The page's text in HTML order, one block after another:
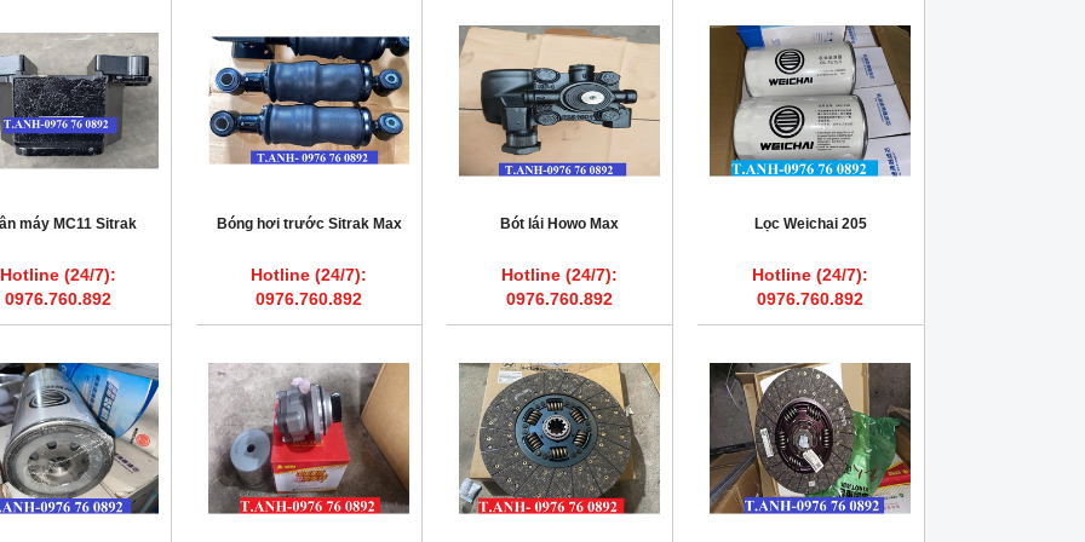
máy MC11 Sitrak
Hotline (24/7):
0976.760.892
Bóng hơi trước Sitrak Max
Hotline (24/7):
0976.760.892
Bót lái Howo Max
Hotline (24/7):
0976.760.892
Lọc Weichai 205
Hotline (24/7):
0976.760.892